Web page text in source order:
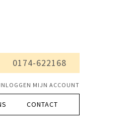
0174-622168
INLOGGEN MIJN ACCOUNT
CONTACT